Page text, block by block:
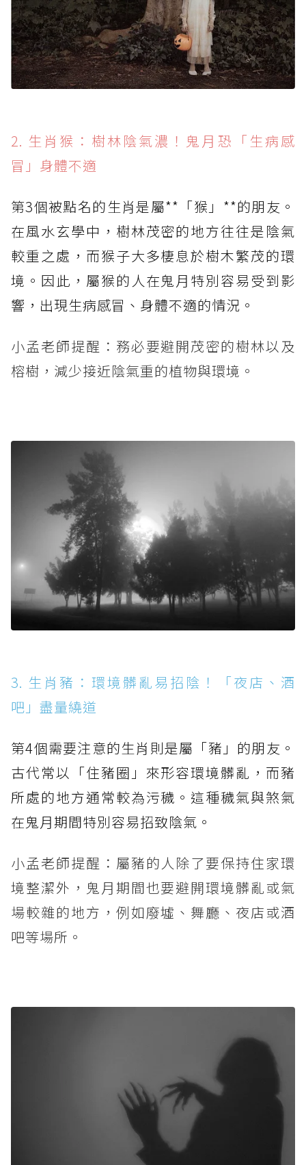
2. 生肖猴：樹林陰氣濃！鬼月恐「生病感
冒」身體不適
第3個被點名的生肖是屬**「猴」**的朋友。
在風水玄學中，樹林茂密的地方往往是陰氣
較重之處，而猴子大多棲息於樹木繁茂的環
境。因此，屬猴的人在鬼月特別容易受到影
響，出現生病感冒、身體不適的情況。
小孟老師提醒：務必要避開茂密的樹林以及
榕樹，減少接近陰氣重的植物與環境。
3. 生肖豬：環境髒亂易招陰！「夜店、酒
吧」盡量繞道
第4個需要注意的生肖則是屬「豬」的朋友。
古代常以「住豬圈」來形容環境髒亂，而豬
所處的地方通常較為污穢。這種穢氣與煞氣
在鬼月期間特別容易招致陰氣。
小孟老師提醒：屬豬的人除了要保持住家環
境整潔外，鬼月期間也要避開環境髒亂或氣
場較雜的地方，例如廢墟、舞廳、夜店或酒
吧等場所。